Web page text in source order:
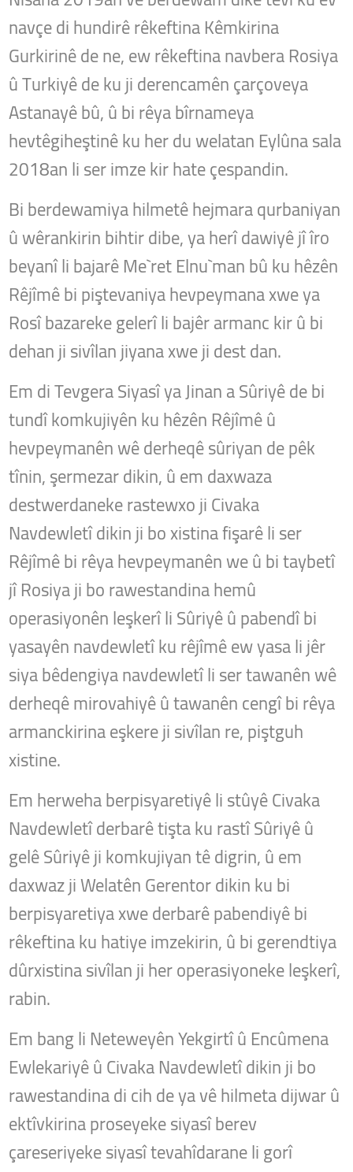
navçe di hundirê rêkeftina Kêmkirina
Gurkirinê de ne, ew rêkeftina navbera Rosiya
û Turkiyê de ku ji derencamên çarçoveya
Astanayê bû, û bi rêya bîrnameya
hevtêgiheştinê ku her du welatan Eylûna sala
2018an li ser imze kir hate çespandin.
Bi berdewamiya hilmetê hejmara qurbaniyan
û wêrankirin bihtir dibe, ya herî dawiyê jî îro
beyanî li bajarê Me`ret Elnu`man bû ku hêzên
Rêjîmê bi piştevaniya hevpeymana xwe ya
Rosî bazareke gelerî li bajêr armanc kir û bi
dehan ji sivîlan jiyana xwe ji dest dan.
Em di Tevgera Siyasî ya Jinan a Sûriyê de bi
tundî komkujiyên ku hêzên Rêjîmê û
hevpeymanên wê derheqê sûriyan de pêk
tînin, şermezar dikin, û em daxwaza
destwerdaneke rastewxo ji Civaka
Navdewletî dikin ji bo xistina fişarê li ser
Rêjîmê bi rêya hevpeymanên we û bi taybetî
jî Rosiya ji bo rawestandina hemû
operasiyonên leşkerî li Sûriyê û pabendî bi
yasayên navdewletî ku rêjîmê ew yasa li jêr
siya bêdengiya navdewletî li ser tawanên wê
derheqê mirovahiyê û tawanên cengî bi rêya
armanckirina eşkere ji sivîlan re, piştguh
xistine.
Em herweha berpisyaretiyê li stûyê Civaka
Navdewletî derbarê tişta ku rastî Sûriyê û
gelê Sûriyê ji komkujiyan tê digrin, û em
daxwaz ji Welatên Gerentor dikin ku bi
berpisyaretiya xwe derbarê pabendiyê bi
rêkeftina ku hatiye imzekirin, û bi gerendtiya
dûrxistina sivîlan ji her operasiyoneke leşkerî,
rabin.
Em bang li Neteweyên Yekgirtî û Encûmena
Ewlekariyê û Civaka Navdewletî dikin ji bo
rawestandina di cih de ya vê hilmeta dijwar û
ektîvkirina proseyeke siyasî berev
çareseriyeke siyasî tevahîdarane li gorî